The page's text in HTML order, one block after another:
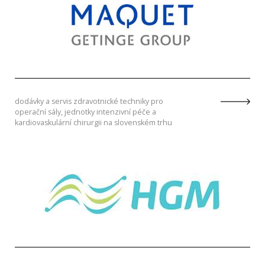
dodávky a servis zdravotnické techniky pro
operační sály, jednotky intenzivní péče a
kardiovaskulární chirurgii na slovenském trhu